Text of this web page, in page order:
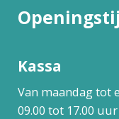
Kassa
Van maandag tot
09.00 tot 17.00